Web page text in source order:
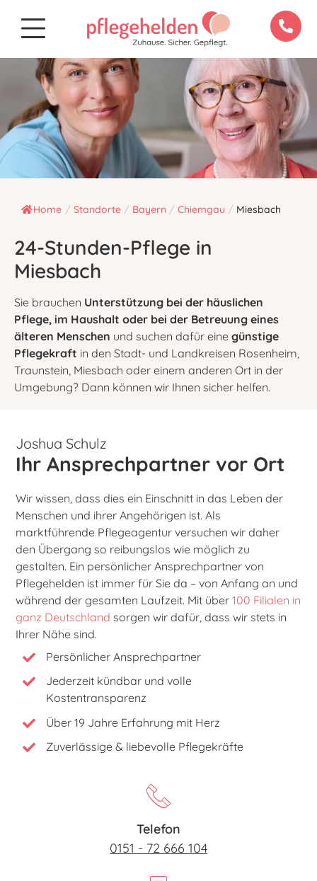
Home / Standorte / Bayern / Chiemgau / Miesbach
24-Stunden-Pflege in
Miesbach
Sie brauchen Unterstützung bei der häuslichen
Pflege, im Haushalt oder bei der Betreuung eines
älteren Menschen und suchen dafür eine günstige
Pflegekraft in den Stadt- und Landkreisen Rosenheim,
Traunstein, Miesbach oder einem anderen Ort in der
Umgebung? Dann können wir Ihnen sicher helfen.
Joshua Schulz
Ihr Ansprechpartner vor Ort
Wir wissen, dass dies ein Einschnitt in das Leben der
Menschen und ihrer Angehörigen ist. Als
marktführende Pflegeagentur versuchen wir daher
den Übergang so reibungslos wie möglich zu
gestalten. Ein persönlicher Ansprechpartner von
Pflegehelden ist immer für Sie da – von Anfang an und
während der gesamten Laufzeit. Mit über100 Filialen in
ganz Deutschland sorgen wir dafür, dass wir stets in
Ihrer Nähe sind.
Persönlicher Ansprechpartner
Jederzeit kündbar und volle
Kostentransparenz
Über 19 Jahre Erfahrung mit Herz
Zuverlässige & liebevolle Pflegekräfte
Telefon
0151 - 72 666 104